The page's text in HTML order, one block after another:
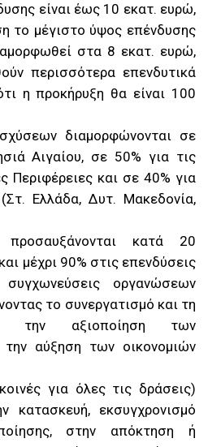
είναι έως 10 εκατ. ευρώ,
το μέγιστο ύψος επένδυσης
στα 8 εκατ. ευρώ,
περισσότερα επενδυτικά
η προκήρυξη θα είναι 100
διαμορφώνονται σε
Αιγαίου, σε 50% για τις
Περιφέρειες και σε 40% για
Ελλάδα, Δυτ. Μακεδονία,
κατά 20
μέχρι 90% στις επενδύσεις
οργανώσεων
το συνεργατισμό και τη
την αξιοποίηση των
αύξηση των οικονομιών
για όλες τις δράσεις)
κατασκευή, εκσυγχρονισμό
στην απόκτηση ή